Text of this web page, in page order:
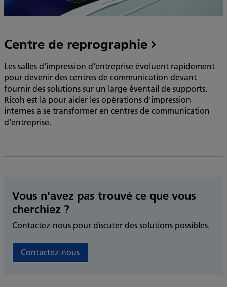
Centre de reprographie
Les salles d'impression d'entreprise évoluent rapidement
pour devenir des centres de communication devant
fournir des solutions sur un large éventail de supports.
Ricoh est là pour aider les opérations d'impression
internes à se transformer en centres de communication
d'entreprise.
Vous n'avez pas trouvé ce que vous
cherchiez ?
Contactez-nous pour discuter des solutions possibles.
Contactez-nous